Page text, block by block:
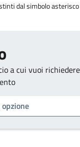
dal simbolo
a cui vuoi richiedere